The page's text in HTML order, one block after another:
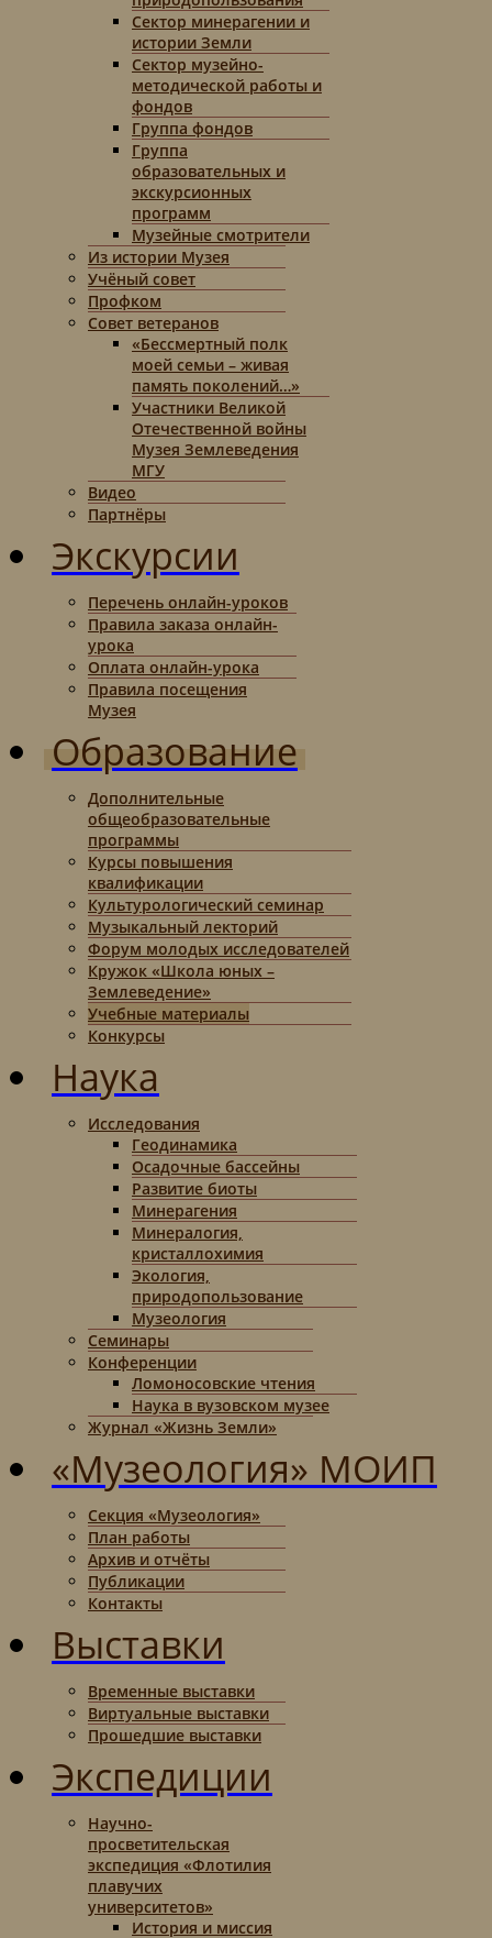
Сектор минерагении и
истории Земли
Сектор музейно-
методической работы и
фондов
Группа фондов
Группа
образовательных и
экскурсионных
программ
Музейные смотрители
Из истории Музея
Учёный совет
Профком
Совет ветеранов
«Бессмертный полк
моей семьи – живая
память поколений…»
Участники Великой
Отечественной войны
Музея Землеведения
МГУ
Видео
Партнёры
Экскурсии
Перечень онлайн-уроков
Правила заказа онлайн-
урока
Оплата онлайн-урока
Правила посещения
Музея
Образование
Дополнительные
общеобразовательные
программы
Курсы повышения
квалификации
Культурологический семинар
Музыкальный лекторий
Форум молодых исследователей
Кружок «Школа юных –
Землеведение»
Учебные материалы
Конкурсы
Наука
Исследования
Геодинамика
Осадочные бассейны
Развитие биоты
Минерагения
Минералогия,
кристаллохимия
Экология,
природопользование
Музеология
Семинары
Конференции
Ломоносовские чтения
Наука в вузовском музее
Журнал «Жизнь Земли»
«Музеология» МОИП
Секция «Музеология»
План работы
Архив и отчёты
Публикации
Контакты
Выставки
Временные выставки
Виртуальные выставки
Прошедшие выставки
Экспедиции
Научно-
просветительская
экспедиция «Флотилия
плавучих
университетов»
История и миссия